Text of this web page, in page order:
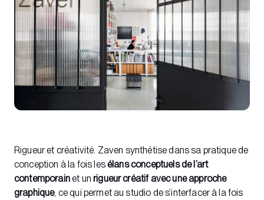
Rigueur et créativité. Zaven synthétise dans sa pratique de
conception à la fois lesélans conceptuels de l’art
contemporainet unrigueur créatif avec une approche
graphique, ce qui permet au studio de s’interfacer à la fois